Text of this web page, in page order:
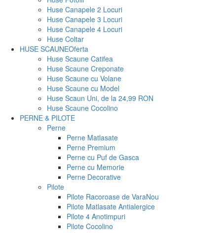
Huse Canapele 2 Locuri
Huse Canapele 3 Locuri
Huse Canapele 4 Locuri
Huse Coltar
HUSE SCAUNEOferta
Huse Scaune Catifea
Huse Scaune Creponate
Huse Scaune cu Volane
Huse Scaune cu Model
Huse Scaun Uni, de la 24,99 RON
Huse Scaune Cocolino
PERNE & PILOTE
Perne
Perne Matlasate
Perne Premium
Perne cu Puf de Gasca
Perne cu Memorie
Perne Decorative
Pilote
Pilote Racoroase de VaraNou
Pilote Matlasate Antialergice
Pilote 4 Anotimpuri
Pilote Cocolino